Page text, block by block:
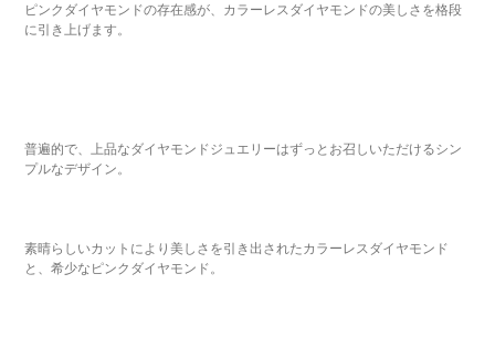
ピンクダイヤモンドの存在感が、カラーレスダイヤモンドの美しさを格段
に引き上げます。
普遍的で、上品なダイヤモンドジュエリーはずっとお召しいただけるシン
プルなデザイン。
素晴らしいカットにより美しさを引き出されたカラーレスダイヤモンド
と、希少なピンクダイヤモンド。